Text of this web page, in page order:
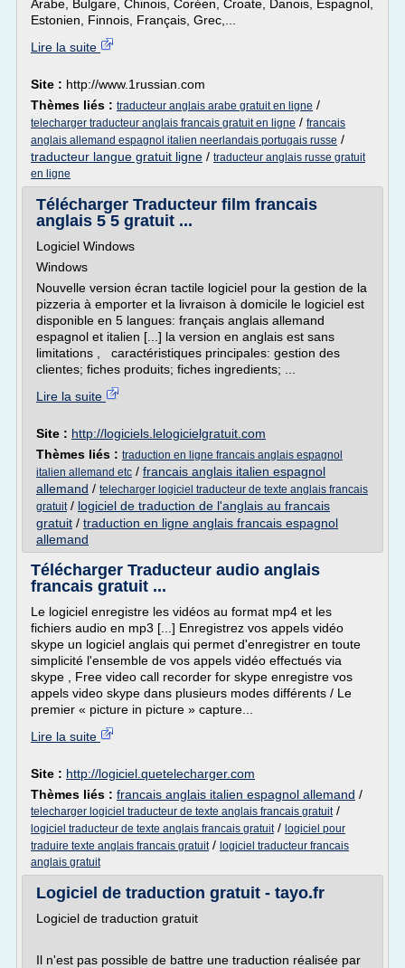
Arabe, Bulgare, Chinois, Coréen, Croate, Danois, Espagnol,
Estonien, Finnois, Français, Grec,...
Lire la suite
Site : http://www.1russian.com
Thèmes liés : traducteur anglais arabe gratuit en ligne /
telecharger traducteur anglais francais gratuit en ligne / francais
anglais allemand espagnol italien neerlandais portugais russe /
traducteur langue gratuit ligne / traducteur anglais russe gratuit
en ligne
Télécharger Traducteur film francais
anglais 5 5 gratuit ...
Logiciel Windows
Windows
Nouvelle version écran tactile logiciel pour la gestion de la
pizzeria à emporter et la livraison à domicile le logiciel est
disponible en 5 langues: français anglais allemand
espagnol et italien [...] la version en anglais est sans
limitations , caractéristiques principales: gestion des
clientes; fiches produits; fiches ingredients; ...
Lire la suite
Site : http://logiciels.lelogicielgratuit.com
Thèmes liés : traduction en ligne francais anglais espagnol
italien allemand etc / francais anglais italien espagnol
allemand / telecharger logiciel traducteur de texte anglais francais
gratuit/ logiciel de traduction de l'anglais au francais
gratuit / traduction en ligne anglais francais espagnol
allemand
Télécharger Traducteur audio anglais
francais gratuit ...
Le logiciel enregistre les vidéos au format mp4 et les
fichiers audio en mp3 [...] Enregistrez vos appels vidéo
skype un logiciel anglais qui permet d'enregistrer en toute
simplicité l'ensemble de vos appels vidéo effectués via
skype , Free video call recorder for skype enregistre vos
appels video skype dans plusieurs modes différents / Le
premier « picture in picture » capture...
Lire la suite
Site : http://logiciel.quetelecharger.com
Thèmes liés : francais anglais italien espagnol allemand /
telecharger logiciel traducteur de texte anglais francais gratuit/
logiciel traducteur de texte anglais francais gratuit/ logiciel pour
traduire texte anglais francais gratuit/ logiciel traducteur francais
anglais gratuit
Logiciel de traduction gratuit - tayo.fr
Logiciel de traduction gratuit
Il n'est pas possible de battre une traduction réalisée par